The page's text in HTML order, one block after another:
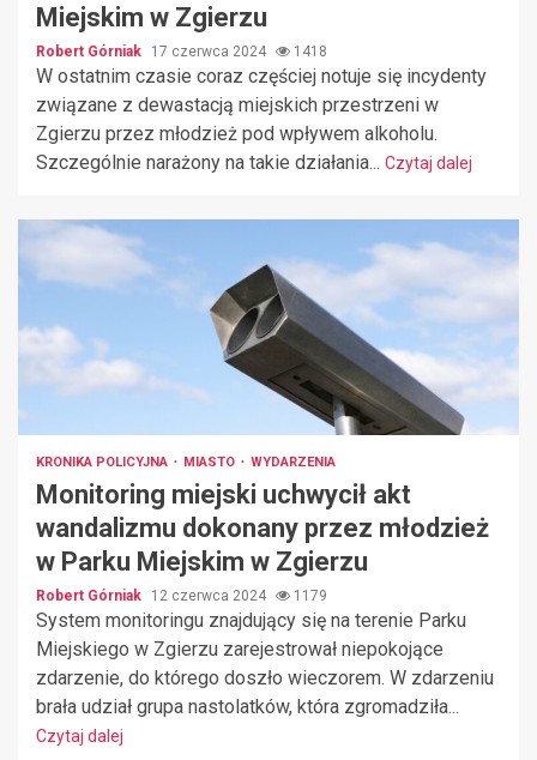
Miejskim w Zgierzu
Robert Górniak 17 czerwca 2024 1418
W ostatnim czasie coraz częściej notuje się incydenty
związane z dewastacją miejskich przestrzeni w
Zgierzu przez młodzież pod wpływem alkoholu.
Szczególnie narażony na takie działania... Czytaj dalej
KRONIKA POLICYJNA MIASTO WYDARZENIA
Monitoring miejski uchwycił akt
wandalizmu dokonany przez młodzież
w Parku Miejskim w Zgierzu
Robert Górniak 12 czerwca 2024 1179
System monitoringu znajdujący się na terenie Parku
Miejskiego w Zgierzu zarejestrował niepokojące
zdarzenie, do którego doszło wieczorem. W zdarzeniu
brała udział grupa nastolatków, która zgromadziła...
Czytaj dalej